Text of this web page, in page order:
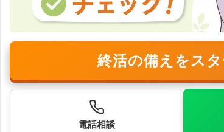
終活の備えをスタ
電話相談